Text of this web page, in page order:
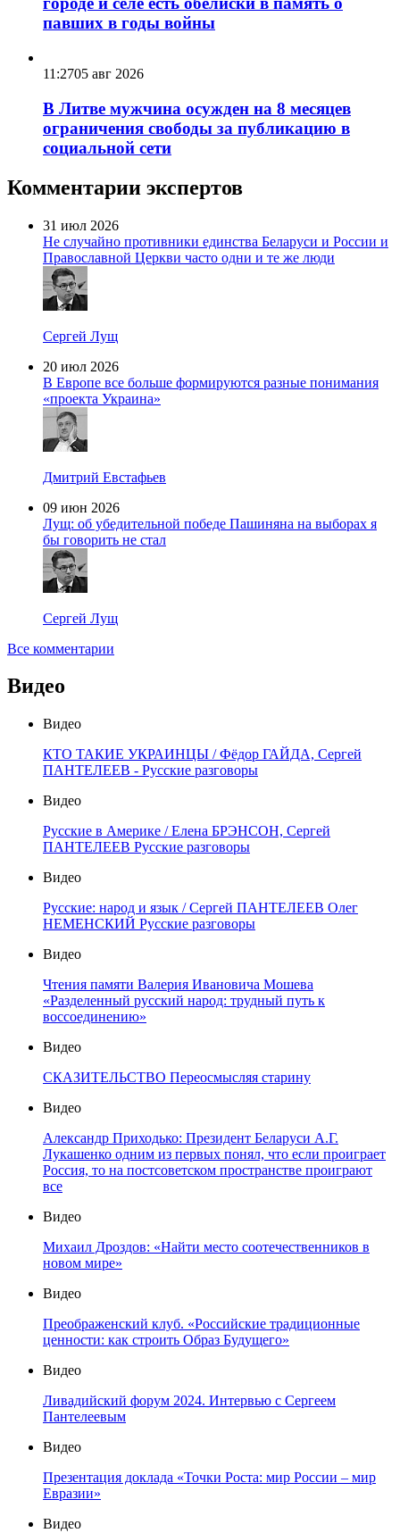
павших в годы войны
11:2705 авг 2026
В Литве мужчина осужден на 8 месяцев
ограничения свободы за публикацию в
социальной сети
Комментарии экспертов
31 июл 2026
Не случайно противники единства Беларуси и России и
Православной Церкви часто одни и те же люди
Сергей Лущ
20 июл 2026
В Европе все больше формируются разные понимания
«проекта Украина»
Дмитрий Евстафьев
09 июн 2026
Лущ: об убедительной победе Пашиняна на выборах я
бы говорить не стал
Сергей Лущ
Все комментарии
Видео
Видео
КТО ТАКИЕ УКРАИНЦЫ / Фёдор ГАЙДА, Сергей
ПАНТЕЛЕЕВ - Русские разговоры
Видео
Русские в Америке / Елена БРЭНСОН, Сергей
ПАНТЕЛЕЕВ Русские разговоры
Видео
Русские: народ и язык / Сергей ПАНТЕЛЕЕВ Олег
НЕМЕНСКИЙ Русские разговоры
Видео
Чтения памяти Валерия Ивановича Мошева
«Разделенный русский народ: трудный путь к
воссоединению»
Видео
СКАЗИТЕЛЬСТВО Переосмысляя старину
Видео
Александр Приходько: Президент Беларуси А.Г.
Лукашенко одним из первых понял, что если проиграет
Россия, то на постсоветском пространстве проиграют
все
Видео
Михаил Дроздов: «Найти место соотечественников в
новом мире»
Видео
Преображенский клуб. «Российские традиционные
ценности: как строить Образ Будущего»
Видео
Ливадийский форум 2024. Интервью с Сергеем
Пантелеевым
Видео
Презентация доклада «Точки Роста: мир России – мир
Евразии»
Видео